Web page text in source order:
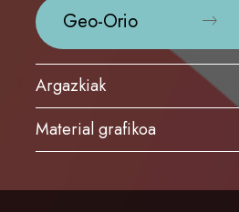
Geo-Orio
Argazkiak
Material grafikoa